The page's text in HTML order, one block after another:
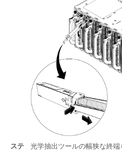
ステ
光学抽出ツールの幅狭な終